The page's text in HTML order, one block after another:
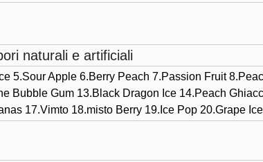
naturali e artificiali
5.Sour Apple 6.Berry Peach 7.Passion Fruit
Bubble Gum 13.Black Dragon Ice 14.Peach
17.Vimto 18.misto Berry 19.Ice Pop 20.Grape Ice